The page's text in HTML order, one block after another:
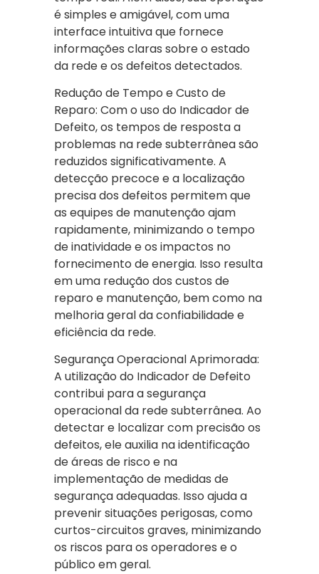
é simples e amigável, com uma
interface intuitiva que fornece
informações claras sobre o estado
da rede e os defeitos detectados.
Redução de Tempo e Custo de
Reparo: Com o uso do Indicador de
Defeito, os tempos de resposta a
problemas na rede subterrânea são
reduzidos significativamente. A
detecção precoce e a localização
precisa dos defeitos permitem que
as equipes de manutenção ajam
rapidamente, minimizando o tempo
de inatividade e os impactos no
fornecimento de energia. Isso resulta
em uma redução dos custos de
reparo e manutenção, bem como na
melhoria geral da confiabilidade e
eficiência da rede.
Segurança Operacional Aprimorada:
A utilização do Indicador de Defeito
contribui para a segurança
operacional da rede subterrânea. Ao
detectar e localizar com precisão os
defeitos, ele auxilia na identificação
de áreas de risco e na
implementação de medidas de
segurança adequadas. Isso ajuda a
prevenir situações perigosas, como
curtos-circuitos graves, minimizando
os riscos para os operadores e o
público em geral.